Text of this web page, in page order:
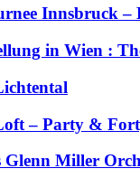
Innsbruck –
in Wien :
– Party &
Miller